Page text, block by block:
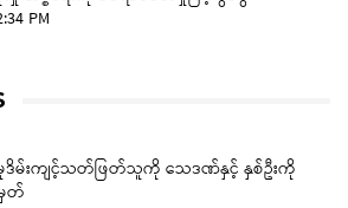
PM
မုဒိမ်းကျင့်သတ်ဖြတ်သူကို သေဒဏ်နှင့် နှစ်ဦးကို
တ်